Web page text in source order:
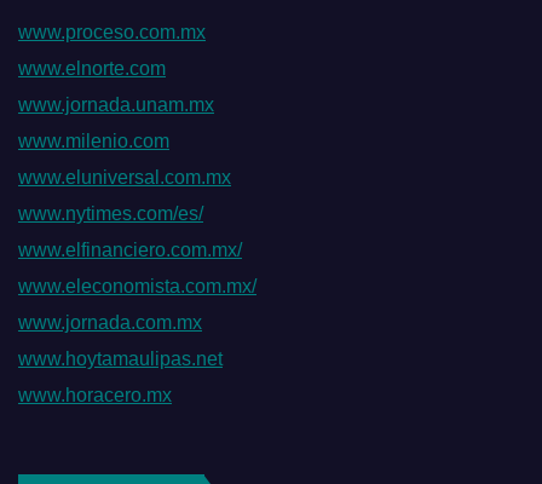
www.proceso.com.mx
www.elnorte.com
www.jornada.unam.mx
www.milenio.com
www.eluniversal.com.mx
www.nytimes.com/es/
www.elfinanciero.com.mx/
www.eleconomista.com.mx/
www.jornada.com.mx
www.hoytamaulipas.net
www.horacero.mx